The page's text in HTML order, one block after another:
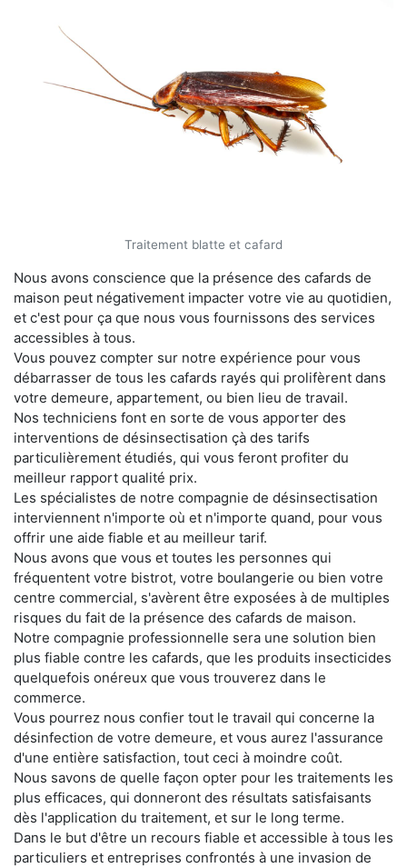
Traitement blatte et cafard
Nous avons conscience que la présence des cafards de
maison peut négativement impacter votre vie au quotidien,
et c'est pour ça que nous vous fournissons des services
accessibles à tous.
Vous pouvez compter sur notre expérience pour vous
débarrasser de tous les cafards rayés qui prolifèrent dans
votre demeure, appartement, ou bien lieu de travail.
Nos techniciens font en sorte de vous apporter des
interventions de désinsectisation çà des tarifs
particulièrement étudiés, qui vous feront profiter du
meilleur rapport qualité prix.
Les spécialistes de notre compagnie de désinsectisation
interviennent n'importe où et n'importe quand, pour vous
offrir une aide fiable et au meilleur tarif.
Nous avons que vous et toutes les personnes qui
fréquentent votre bistrot, votre boulangerie ou bien votre
centre commercial, s'avèrent être exposées à de multiples
risques du fait de la présence des cafards de maison.
Notre compagnie professionnelle sera une solution bien
plus fiable contre les cafards, que les produits insecticides
quelquefois onéreux que vous trouverez dans le
commerce.
Vous pourrez nous confier tout le travail qui concerne la
désinfection de votre demeure, et vous aurez l'assurance
d'une entière satisfaction, tout ceci à moindre coût.
Nous savons de quelle façon opter pour les traitements les
plus efficaces, qui donneront des résultats satisfaisants
dès l'application du traitement, et sur le long terme.
Dans le but d'être un recours fiable et accessible à tous les
particuliers et entreprises confrontés à une invasion de